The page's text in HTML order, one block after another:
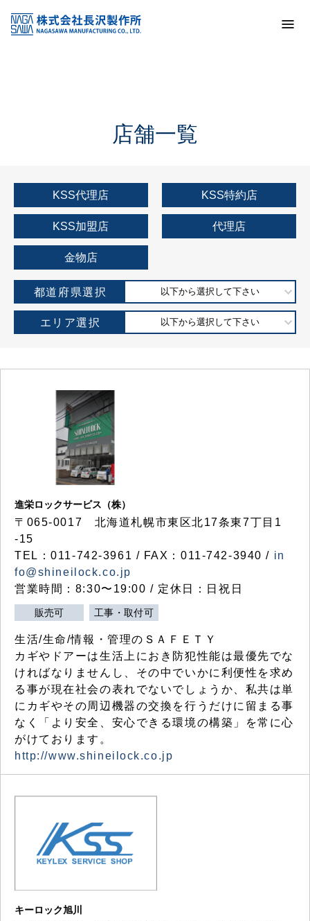
KSS加盟店・取扱店情報
店舗一覧
店舗一覧
KSS代理店 KSS特約店
KSS加盟店 代理店
金物店
都道府県選択 以下から選択して下さい
エリア選択 以下から選択して下さい
進栄ロックサービス（株）
〒065-0017 北海道札幌市東区北17条東7丁目1
-15
TEL：011-742-3961 / FAX：011-742-3940 / in
fo@shineilock.co.jp
営業時間：8:30〜19:00 / 定休日：日祝日
販売可 工事・取付可
生活/生命/情報・管理のＳＡＦＥＴＹ
カギやドアーは生活上におき防犯性能は最優先でな
ければなりませんし、その中でいかに利便性を求め
る事が現在社会の表れでないでしょうか、私共は単
にカギやその周辺機器の交換を行うだけに留まる事
なく「より安全、安心できる環境の構築」を常に心
がけております。
http://www.shineilock.co.jp
キーロック旭川